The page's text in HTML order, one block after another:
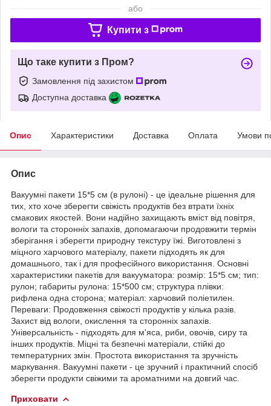
або
Купити з
Що таке купити з Пром?
Замовлення під захистом
Доступна доставка
Опис Характеристики Доставка Оплата Умови
Опис
Вакуумні пакети 15*5 см (в рулоні) - це ідеальне рішення для
тих, хто хоче зберегти свіжість продуктів без втрати їхніх
смакових якостей. Вони надійно захищають вміст від повітря,
вологи та сторонніх запахів, допомагаючи продовжити термін
зберігання і зберегти природну текстуру їжі. Виготовлені з
міцного харчового матеріалу, пакети підходять як для
домашнього, так і для професійного використання. Основні
характеристики пакетів для вакууматора: розмір: 15*5 см; тип:
рулон; габариты рулона: 15*500 см; структура плівки:
рифлена одна сторона; матеріал: харчовий поліетилен.
Переваги: Продовження свіжості продуктів у кілька разів.
Захист від вологи, окислення та сторонніх запахів.
Універсальність - підходять для м'яса, риби, овочів, сиру та
інших продуктів. Міцні та безпечні матеріали, стійкі до
температурних змін. Простота використання та зручність
маркування. Вакуумні пакети - це зручний і практичний спосіб
зберегти продукти свіжими та ароматними на довгий час.
Приховати